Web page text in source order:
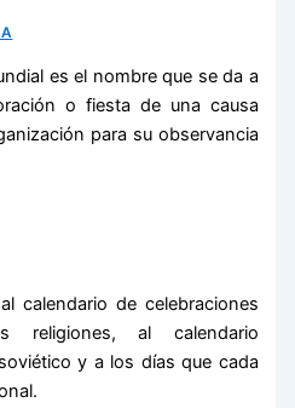
es el nombre que se da a
o fiesta de una causa
para su observancia
calendario de celebraciones
religiones, al calendario
y a los días que cada